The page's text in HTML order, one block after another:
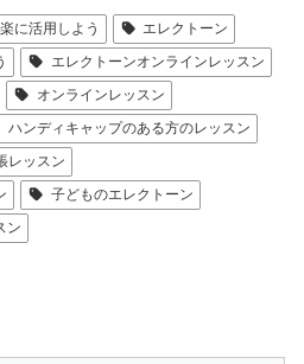
に活用しよう
エレクトーン
エレクトーンオンラインレッスン
オンラインレッスン
ハンディキャップのある方のレッスン
レッスン
子どものエレクトーン
ン